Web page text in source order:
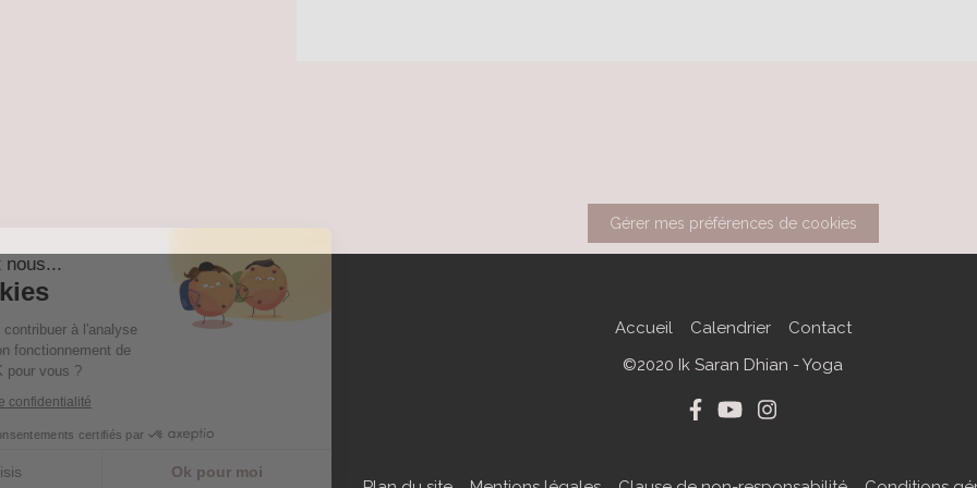
Gérer mes préférences de cookies
Accueil Calendrier
Contact
©2020 Ik Saran Dhian - Yoga
Bonjour c'est nous...
Les Cookies
Notre rôle est de contribuer à l'analyse
du trafic et au bon fonctionnement de
ce site. C'est OK pour vous ?
Lire la politique de confidentialité
Consentements certifiés par